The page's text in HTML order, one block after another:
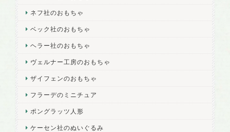
ネフ社のおもちゃ
ベック社のおもちゃ
ヘラー社のおもちゃ
ヴェルナー工房のおもちゃ
ザイフェンのおもちゃ
フラーデのミニチュア
ポングラッツ人形
ケーセン社のぬいぐるみ